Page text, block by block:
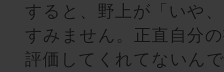
すると、野上が「いや
すみません。正直自分
評価してくれてないん